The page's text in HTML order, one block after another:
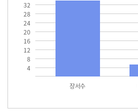
4
8
12
16
20
24
28
32
장서수